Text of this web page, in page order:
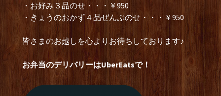
・お好み３品のせ・・・￥950
・きょうのおかず４品ぜんぶのせ・・・￥950
皆さまのお越しを心よりお待ちしております♪
お弁当のデリバリーはUberEatsで！